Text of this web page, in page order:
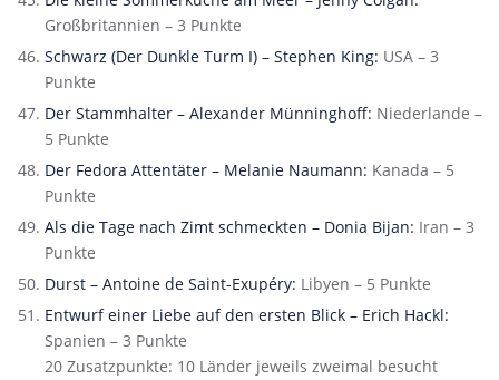
Großbritannien – 3 Punkte
Schwarz (Der Dunkle Turm I) – Stephen King: USA – 3
Punkte
Der Stammhalter – Alexander Münninghoff: Niederlande –
5 Punkte
Der Fedora Attentäter – Melanie Naumann: Kanada – 5
Punkte
Als die Tage nach Zimt schmeckten – Donia Bijan: Iran – 3
Punkte
Durst – Antoine de Saint-Exupéry: Libyen – 5 Punkte
Entwurf einer Liebe auf den ersten Blick – Erich Hackl:
Spanien – 3 Punkte
20 Zusatzpunkte: 10 Länder jeweils zweimal besucht